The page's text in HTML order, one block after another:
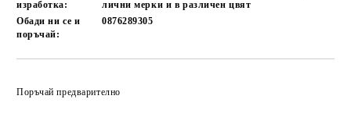
изработка:
лични мерки и в различен цвят
Обади ни се и
поръчай:
0876289305
Поръчай предварително